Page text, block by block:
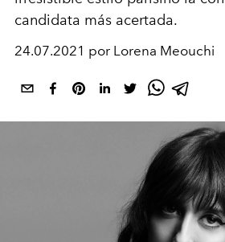
candidata más acertada.
24.07.2021 por Lorena Meouchi